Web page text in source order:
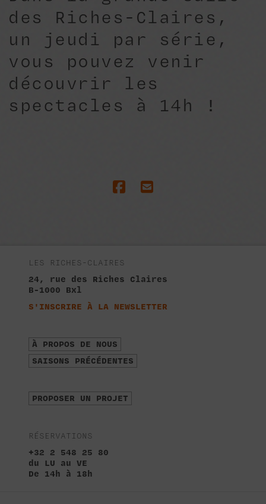
des Riches-Claires,
un jeudi par série,
vous pouvez venir
découvrir les
spectacles à 14h !
LES RICHES-CLAIRES
24, rue des Riches Claires
B-1000 Bxl
S'INSCRIRE À LA NEWSLETTER
À PROPOS DE NOUS
SAISONS PRÉCÉDENTES
PROPOSER UN PROJET
RÉSERVATIONS
+32 2 548 25 80
du LU au VE
De 14h à 18h